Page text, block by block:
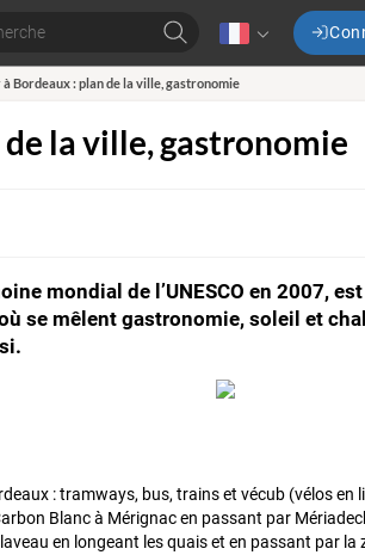
à Bordeaux : plan de la ville, gastronomie
la ville, gastronomie
mondial de l’UNESCO en 2007,
se mêlent gastronomie, soleil et
: tramways, bus, trains et vécub (vélos en
Blanc à Mérignac en passant par
en longeant les quais et en passant par